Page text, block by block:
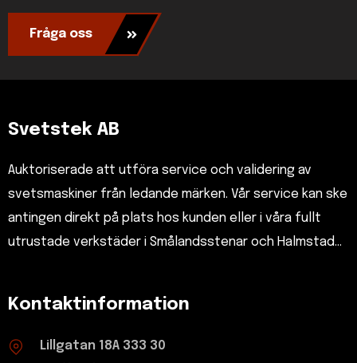
Fråga oss
Svetstek AB
Auktoriserade att utföra service och validering av
svetsmaskiner från ledande märken. Vår service kan ske
antingen direkt på plats hos kunden eller i våra fullt
utrustade verkstäder i Smålandsstenar och Halmstad...
Kontaktinformation
Lillgatan 18A 333 30